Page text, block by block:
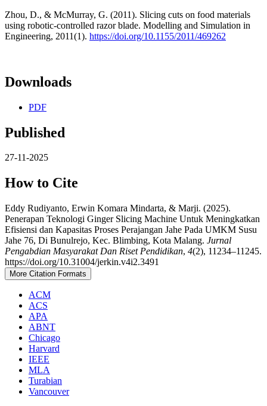
Zhou, D., & McMurray, G. (2011). Slicing cuts on food materials
using robotic-controlled razor blade. Modelling and Simulation in
Engineering, 2011(1). https://doi.org/10.1155/2011/469262
Downloads
PDF
Published
27-11-2025
How to Cite
Eddy Rudiyanto, Erwin Komara Mindarta, & Marji. (2025).
Penerapan Teknologi Ginger Slicing Machine Untuk Meningkatkan
Efisiensi dan Kapasitas Proses Perajangan Jahe Pada UMKM Susu
Jahe 76, Di Bunulrejo, Kec. Blimbing, Kota Malang. Jurnal
Pengabdian Masyarakat Dan Riset Pendidikan, 4(2), 11234–11245.
https://doi.org/10.31004/jerkin.v4i2.3491
More Citation Formats
ACM
ACS
APA
ABNT
Chicago
Harvard
IEEE
MLA
Turabian
Vancouver